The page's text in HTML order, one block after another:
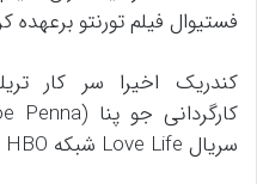
فستیوال فیلم تورنتو برعهده
سریال Love Life شبکه HBO است.